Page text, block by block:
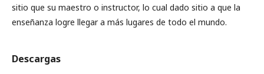
sitio que su maestro o instructor, lo cual dado sitio a que la
enseñanza logre llegar a más lugares de todo el mundo.
Descargas